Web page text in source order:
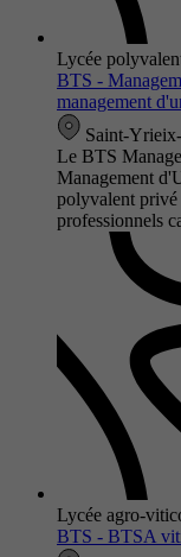
Lycée
BTS -
management
Saint-
Le BTS
Management
polyvalent privé
professionnels
Lycée agro-
BTS - BTSA